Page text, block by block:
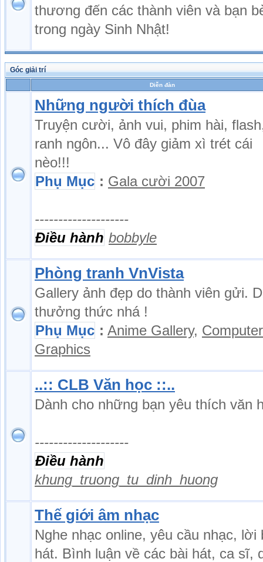
thương đến các thành viên và bạn
trong ngày Sinh Nhật!
Góc giải trí
Diễn đàn
Những người thích đùa
Truyện cười, ảnh vui, phim hài,
ranh ngôn... Vô đây giảm xì trét cái
nèo!!!
Phụ Mục : Gala cười 2007
--------------------
Điều hành bobbyle
Phòng tranh VnVista
Gallery ảnh đẹp do thành viên gửi.
thưởng thức nhá !
Phụ Mục : Anime Gallery, Computer
Graphics
..:: CLB Văn học ::..
Dành cho những bạn yêu thích văn
--------------------
Điều hành
khung_truong_tu_dinh_huong
Thế giới âm nhạc
Nghe nhạc online, yêu cầu nhạc, lời
hát. Bình luận về các bài hát, ca sĩ,